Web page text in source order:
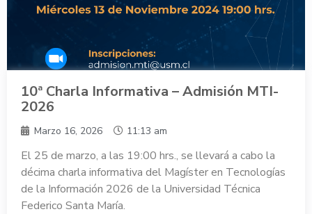
10ª Charla Informativa – Admisión MTI-
2026
Marzo 16, 2026 11:13 am
El 25 de marzo, a las 19:00 hrs., se llevará a cabo la
décima charla informativa del Magíster en Tecnologías
de la Información 2026 de la Universidad Técnica
Federico Santa María.